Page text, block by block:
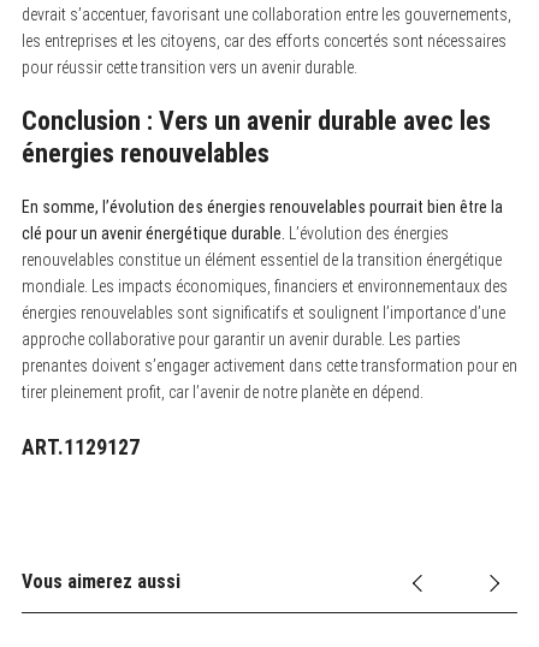
devrait s’accentuer, favorisant une collaboration entre les gouvernements,
les entreprises et les citoyens, car des efforts concertés sont nécessaires
pour réussir cette transition vers un avenir durable.
Conclusion : Vers un avenir durable avec les
énergies renouvelables
En somme, l’évolution des énergies renouvelables pourrait bien être la
clé pour un avenir énergétique durable.
L’évolution des énergies
renouvelables constitue un élément essentiel de la transition énergétique
mondiale. Les impacts économiques, financiers et environnementaux des
énergies renouvelables sont significatifs et soulignent l’importance d’une
approche collaborative pour garantir un avenir durable. Les parties
prenantes doivent s’engager activement dans cette transformation pour en
tirer pleinement profit, car l’avenir de notre planète en dépend.
ART.1129127
Vous aimerez aussi